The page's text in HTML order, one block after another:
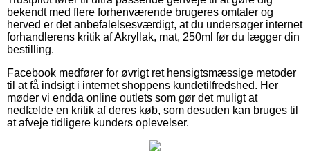
bekendt med flere forhenværende brugeres omtaler og
herved er det anbefalelsesværdigt, at du undersøger internet
forhandlerens kritik af Akryllak, mat, 250ml før du lægger din
bestilling.
Facebook medfører for øvrigt ret hensigtsmæssige metoder
til at få indsigt i internet shoppens kundetilfredshed. Her
møder vi endda online outlets som gør det muligt at
nedfælde en kritik af deres køb, som desuden kan bruges til
at afveje tidligere kunders oplevelser.